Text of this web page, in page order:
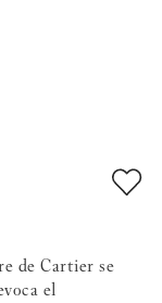
de Cartier se
el